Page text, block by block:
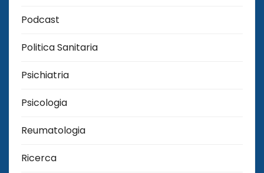
Podcast
Politica Sanitaria
Psichiatria
Psicologia
Reumatologia
Ricerca